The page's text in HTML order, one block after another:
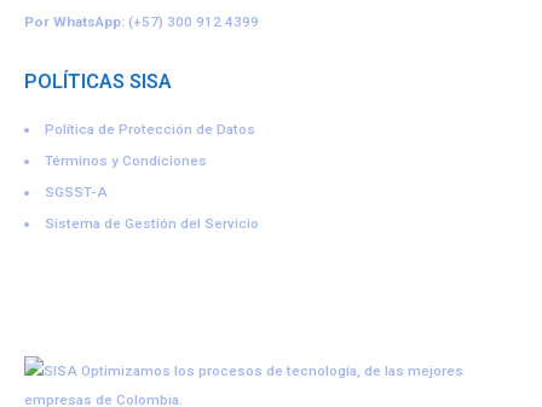
Por WhatsApp: (+57) 300 912 4399
POLÍTICAS SISA
Política de Protección de Datos
Términos y Condiciones
SGSST-A
Sistema de Gestión del Servicio